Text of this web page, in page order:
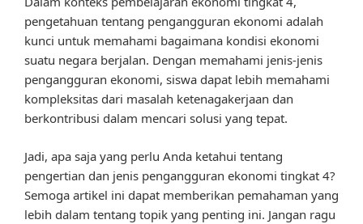
pengetahuan tentang pengangguran ekonomi adalah
kunci untuk memahami bagaimana kondisi ekonomi
suatu negara berjalan. Dengan memahami jenis-jenis
pengangguran ekonomi, siswa dapat lebih memahami
kompleksitas dari masalah ketenagakerjaan dan
berkontribusi dalam mencari solusi yang tepat.
Jadi, apa saja yang perlu Anda ketahui tentang
pengertian dan jenis pengangguran ekonomi tingkat 4?
Semoga artikel ini dapat memberikan pemahaman yang
lebih dalam tentang topik yang penting ini. Jangan ragu